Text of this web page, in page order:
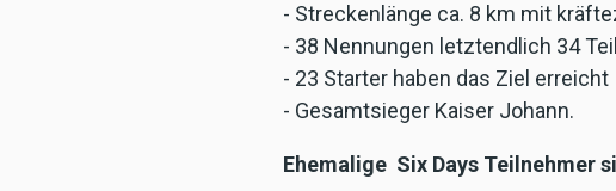
- Streckenlänge ca. 8 km mit
- 38 Nennungen letztendlich 34
- 23 Starter haben das Ziel erreicht
- Gesamtsieger Kaiser Johann.
Ehemalige Six Days Teilnehmer